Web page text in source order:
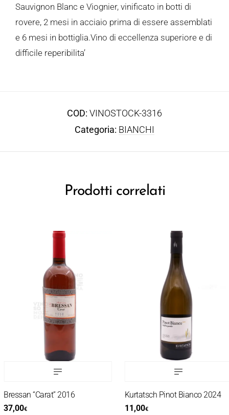
Sauvignon Blanc e Viognier, vinificato in botti di
rovere, 2 mesi in acciaio prima di essere assemblati
e 6 mesi in bottiglia.Vino di eccellenza superiore e di
difficile reperibilita’
COD: VINOSTOCK-3316
Categoria: BIANCHI
Prodotti correlati
“Carat” 2016
€
Kurtatsch Pinot Bianco 2024
11,00€